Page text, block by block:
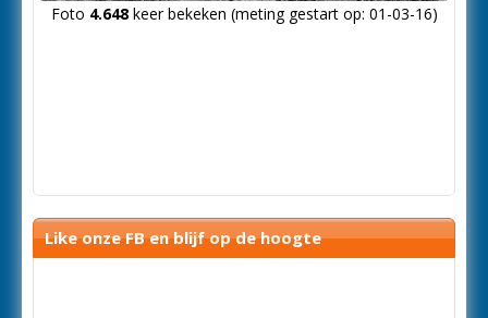
Foto 4.648keer bekeken (meting gestart op: 01-03-16)
Like onze FB en blijf op de hoogte